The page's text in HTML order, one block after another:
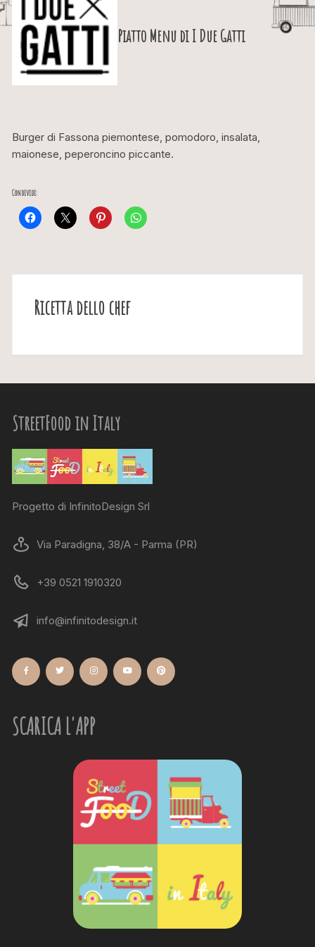
Piatto Menu diI Due Gatti
Burger di Fassona piemontese, pomodoro, insalata,
maionese, peperoncino piccante.
Condividi:
Ricetta dello chef
StreetFood in Italy
Progetto di InfinitoDesign Srl
Via Paradigna, 38/A - Parma (PR)
+39 0521 1910320
info@infinitodesign.it
SCARICA L'APP